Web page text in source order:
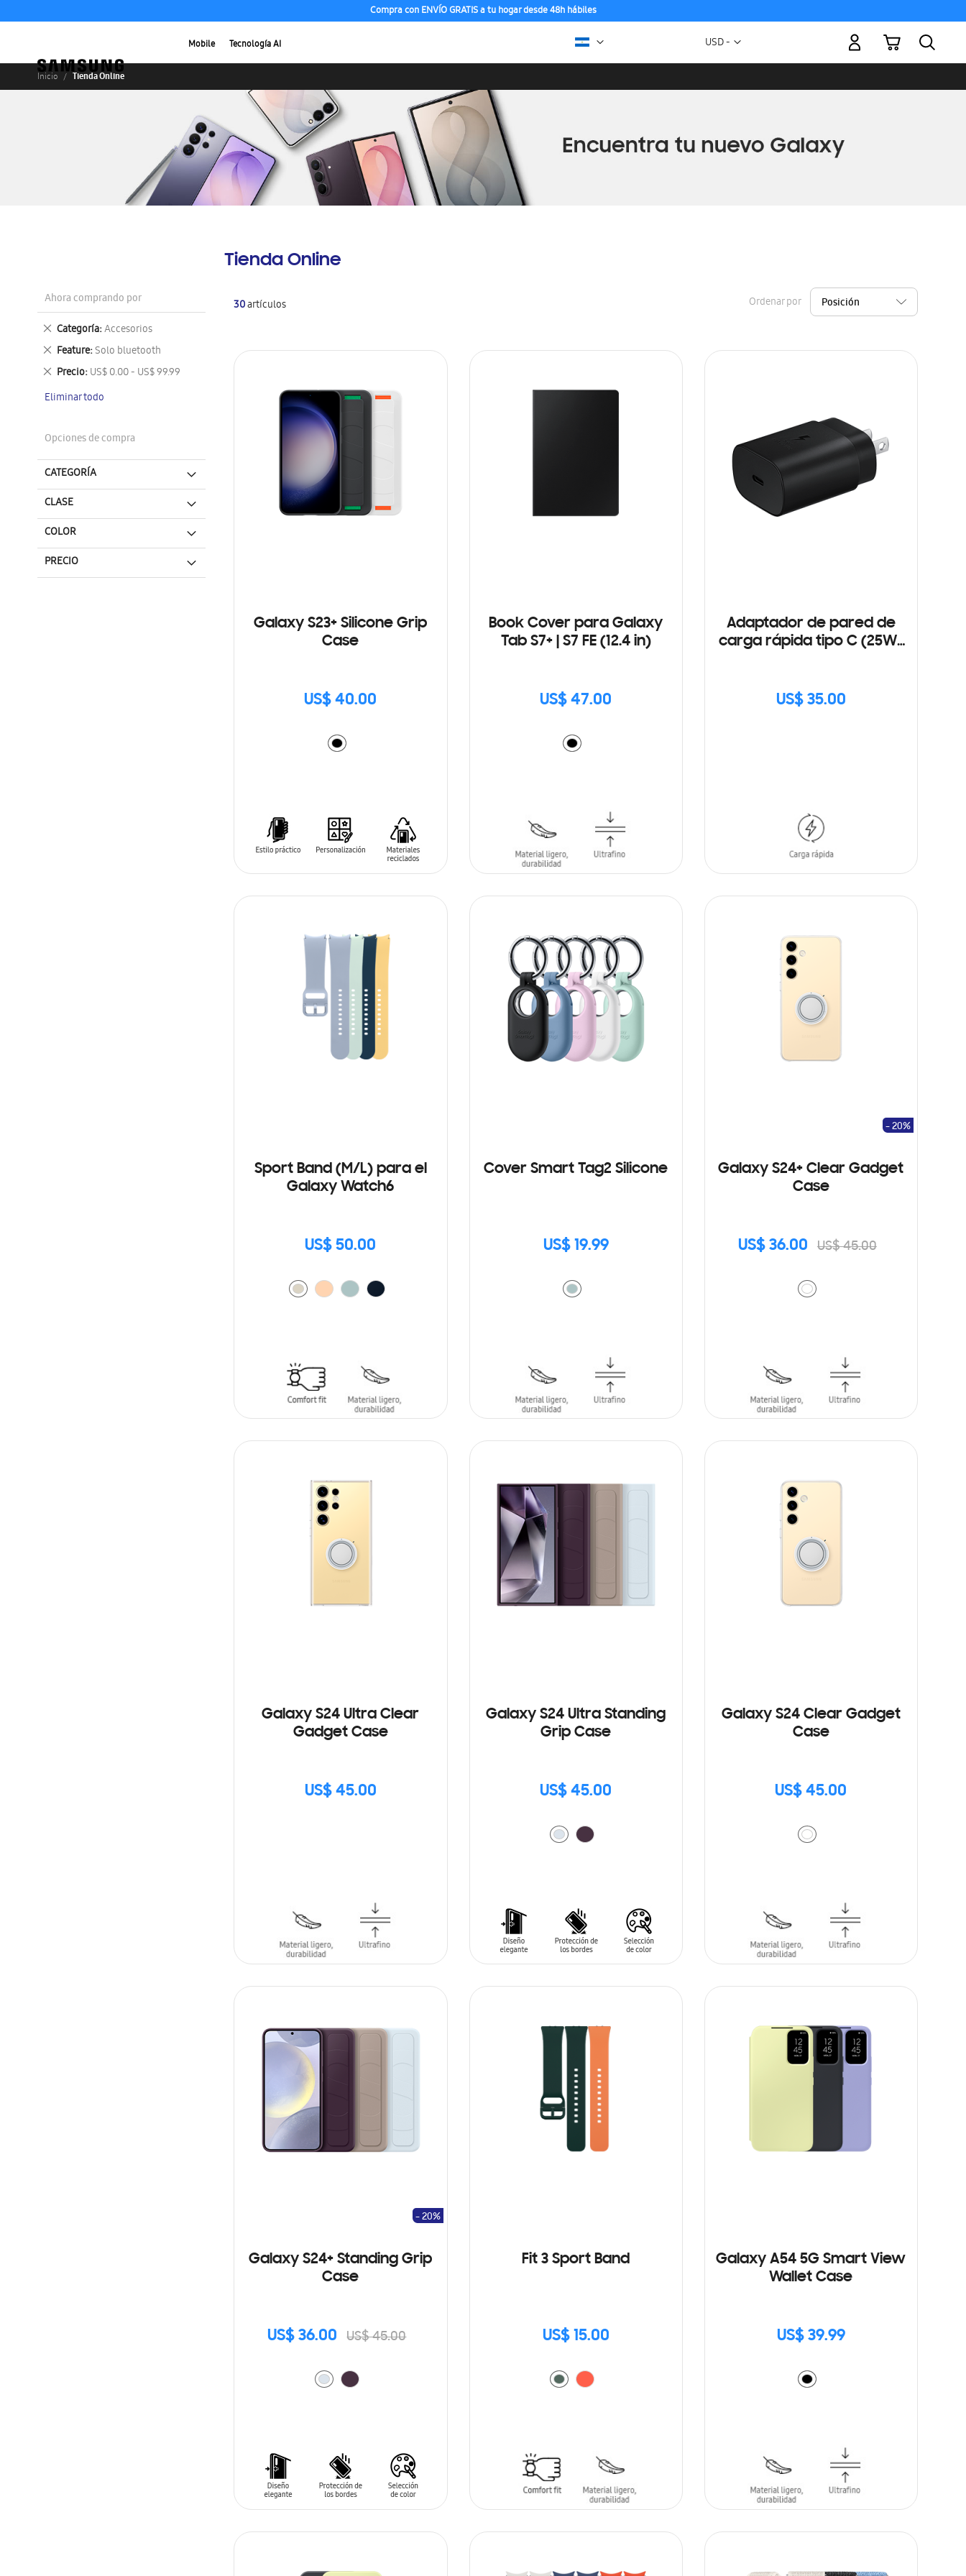
Descubre los Nuevos Galaxy Z Fold7 | Flip7
Mobile Tecnología AI Moneda
USD -
Mi carrito
Inicio Tienda Online
Tienda Online
30artículos Ordenar por
Galaxy S23+ Silicone Grip
Case
US$ 40.00
Book Cover para Galaxy
Tab S7+ | S7 FE (12.4 in)
US$ 47.00
Adaptador de pared de
carga rápida tipo C (25W)
US$ 35.00
SIN
Sport Band (M/L) para el
Galaxy Watch6
US$ 50.00
Cover Smart Tag2 Silicone
US$ 19.99
Galaxy S24+ Clear Gadget
Case
US$ 36.00 US$ 45.00
- 20%
Galaxy S24 Ultra Clear
Gadget Case
US$ 45.00
SIN
Galaxy S24 Ultra Standing
Grip Case
US$ 45.00
Galaxy S24 Clear Gadget
Case
US$ 45.00
Galaxy S24+ Standing Grip
Case
US$ 36.00 US$ 45.00
- 20%
Fit 3 Sport Band
US$ 15.00
Galaxy A54 5G Smart View
Wallet Case
US$ 39.99
Ahora comprando por
Categoría Accesorios
Eliminar
este
artículo
Feature Solo bluetooth
Eliminar
este
artículo
Precio US$ 0.00 - US$ 99.99
Eliminar
artículo
Eliminar todo
Opciones de compra
CATEGORÍA
CLASE
COLOR
PRECIO